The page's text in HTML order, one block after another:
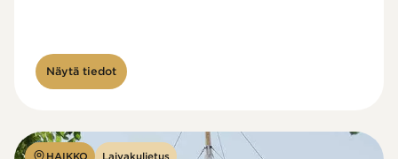
Näytä tiedot
HAIKKO Laivakuljetus